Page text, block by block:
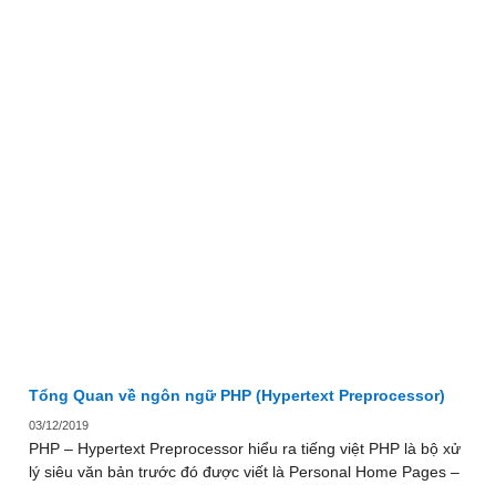
Tổng Quan về ngôn ngữ PHP (Hypertext Preprocessor)
03/12/2019
PHP – Hypertext Preprocessor hiểu ra tiếng việt PHP là bộ xử
lý siêu văn bản trước đó được viết là Personal Home Pages –